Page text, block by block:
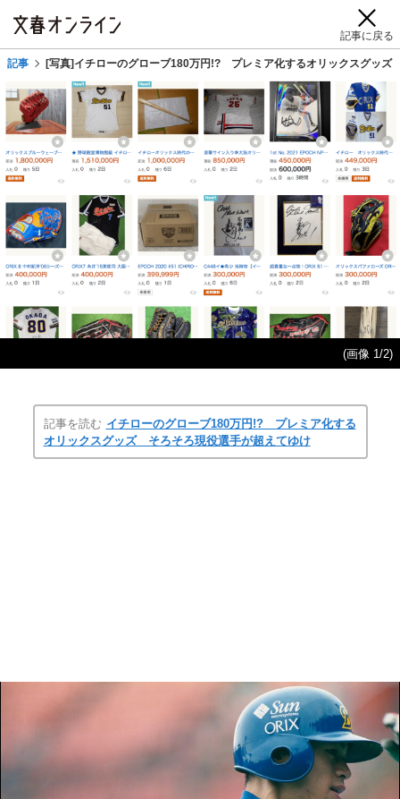
記事に戻る
記事 [写真]イチローのグローブ180万円!? プレミア化するオリックスグッ
(画像 1/2)
記事を読む イチローのグローブ180万円!? プレミア化する
オリックスグッズ そろそろ現役選手が超えてゆけ